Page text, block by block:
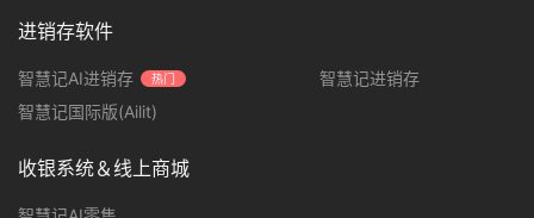
进销存软件
智慧记AI进销存 热门
智慧记进销存
智慧记国际版(Ailit)
收银系统＆线上商城